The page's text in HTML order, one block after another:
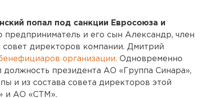
попал под санкции Евросоюза и
предприниматель и его сын Александр, член
совет директоров компании. Дмитрий
организации. Одновременно
должность президента АО «Группа Синара»,
и из состава совета директоров этой
и АО «СТМ».